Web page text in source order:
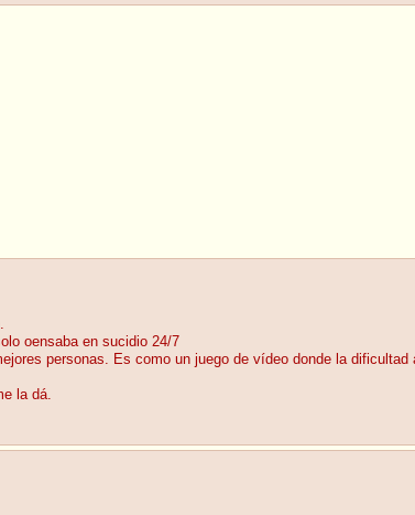
oensaba en sucidio 24/7
personas. Es como un juego de vídeo donde la dificultad
la dá.